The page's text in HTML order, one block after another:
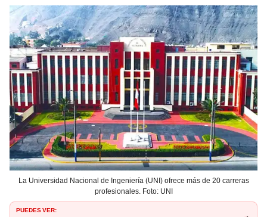
La Universidad Nacional de Ingeniería (UNI) ofrece más de 20 carreras
profesionales. Foto: UNI
PUEDES VER: